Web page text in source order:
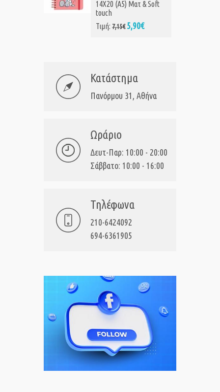
14X20 (Α5) Ματ & Soft
touch
Τιμή:7,15€ 5,90€
Κατάστημα
Πανόρμου 31, Αθήνα
Ωράριο
Δευτ-Παρ: 10:00 - 20:00
Σάββατο: 10:00 - 16:00
Τηλέφωνα
210-6424092
694-6361905